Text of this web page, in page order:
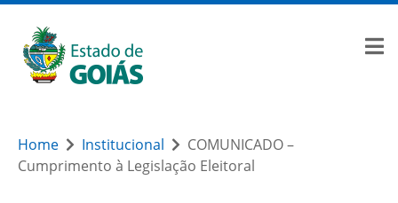
Home Institucional
COMUNICADO –
Cumprimento à Legislação Eleitoral